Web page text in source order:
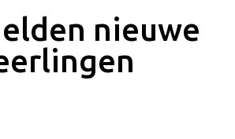
nieuwe